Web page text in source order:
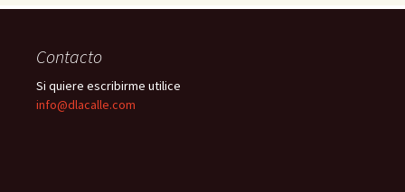
Contacto
Si quiere escribirme utilice
info@dlacalle.com